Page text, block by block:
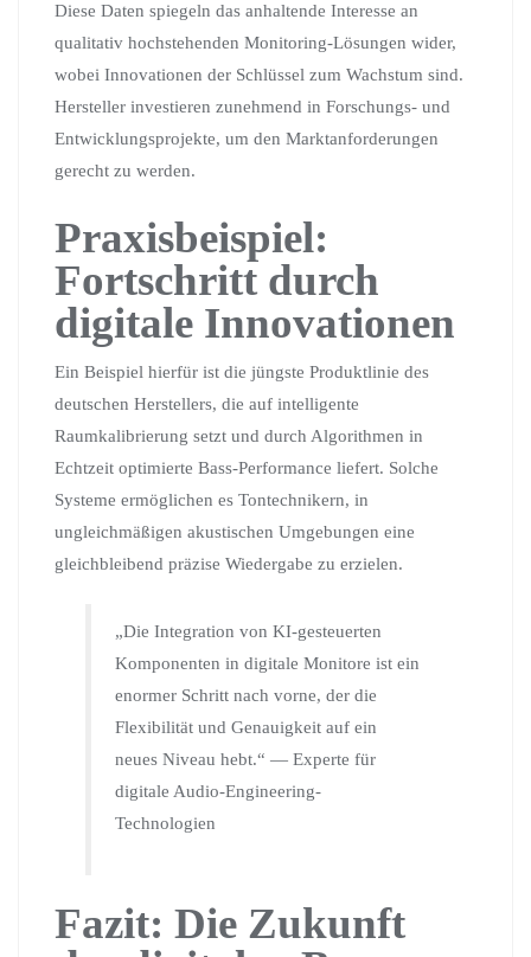
Diese Daten spiegeln das anhaltende Interesse an
qualitativ hochstehenden Monitoring-Lösungen wider,
wobei Innovationen der Schlüssel zum Wachstum sind.
Hersteller investieren zunehmend in Forschungs- und
Entwicklungsprojekte, um den Marktanforderungen
gerecht zu werden.
Praxisbeispiel:
Fortschritt durch
digitale Innovationen
Ein Beispiel hierfür ist die jüngste Produktlinie des
deutschen Herstellers, die auf intelligente
Raumkalibrierung setzt und durch Algorithmen in
Echtzeit optimierte Bass-Performance liefert. Solche
Systeme ermöglichen es Tontechnikern, in
ungleichmäßigen akustischen Umgebungen eine
gleichbleibend präzise Wiedergabe zu erzielen.
„Die Integration von KI-gesteuerten
Komponenten in digitale Monitore ist ein
enormer Schritt nach vorne, der die
Flexibilität und Genauigkeit auf ein
neues Niveau hebt.“ — Experte für
digitale Audio-Engineering-
Technologien
Fazit: Die Zukunft